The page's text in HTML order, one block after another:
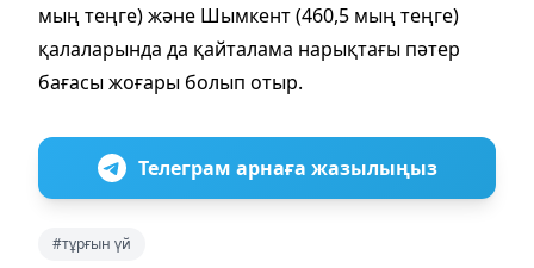
мың теңге) және Шымкент (460,5 мың теңге)
қалаларында да қайталама нарықтағы пәтер
бағасы жоғары болып отыр.
Телеграм арнаға жазылыңыз
#тұрғын үй